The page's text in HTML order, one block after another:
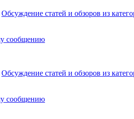
Обсуждение статей и обзоров из
Обсуждение статей и обзоров из